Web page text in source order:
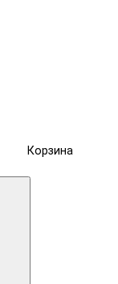
Корзина